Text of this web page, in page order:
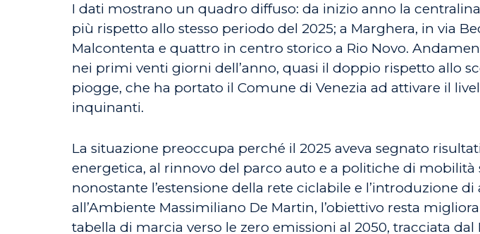
I dati mostrano un quadro diffuso: da inizio anno la
più rispetto allo stesso periodo del 2025; a Marghera, in via
Malcontenta e quattro in centro storico a Rio Novo.
nei primi venti giorni dell’anno, quasi il doppio rispetto allo
piogge, che ha portato il Comune di Venezia ad attivare il
inquinanti.
La situazione preoccupa perché il 2025 aveva segnato
energetica, al rinnovo del parco auto e a politiche di mobilità
nonostante l’estensione della rete ciclabile e l’introduzione
all’Ambiente Massimiliano De Martin, l’obiettivo resta
tabella di marcia verso le zero emissioni al 2050, tracciata